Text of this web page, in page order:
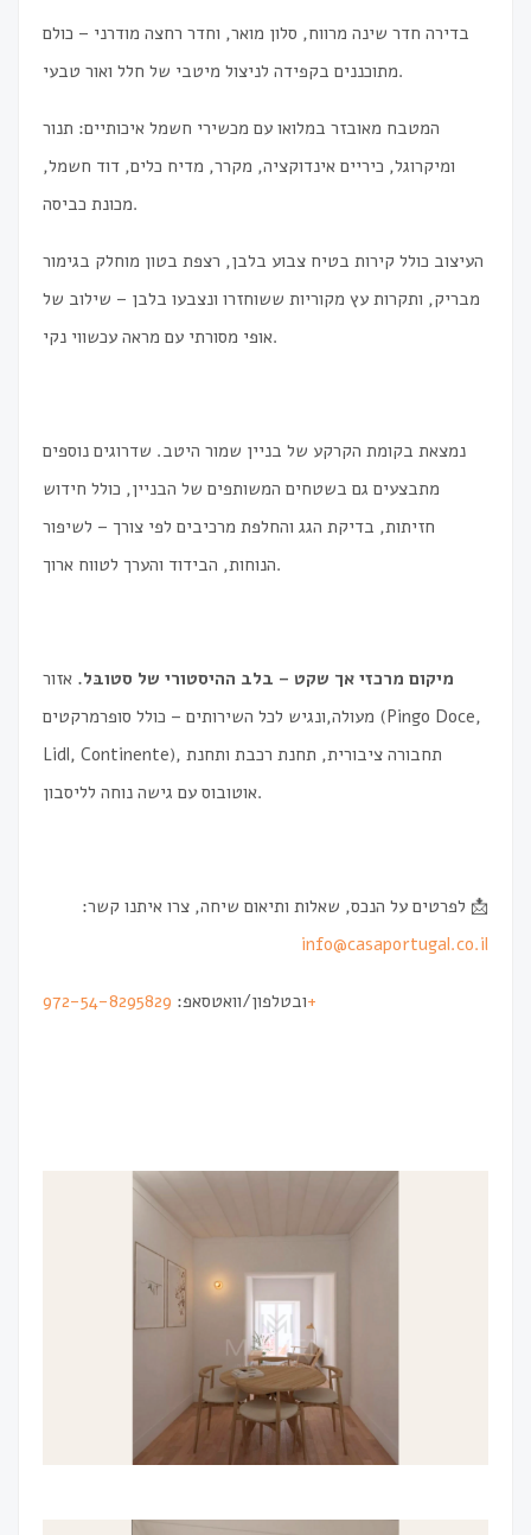
בדירה חדר שינה מרווח, סלון מואר, וחדר רחצה מודרני – כולם
מתוכננים בקפידה לניצול מיטבי של חלל ואור טבעי.
המטבח מאובזר במלואו עם מכשירי חשמל איכותיים: תנור
ומיקרוגל, כיריים אינדוקציה, מקרר, מדיח כלים, דוד חשמל,
מכונת כביסה.
העיצוב כולל קירות בטיח צבוע בלבן, רצפת בטון מוחלק בגימור
מבריק, ותקרות עץ מקוריות ששוחזרו ונצבעו בלבן – שילוב של
אופי מסורתי עם מראה עכשווי נקי.
נמצאת בקומת הקרקע של בניין שמור היטב. שדרוגים נוספים
מתבצעים גם בשטחים המשותפים של הבניין, כולל חידוש
חזיתות, בדיקת הגג והחלפת מרכיבים לפי צורך – לשיפור
הנוחות, הבידוד והערך לטווח ארוך.
מיקום מרכזי אך שקט – בלב ההיסטורי של סטובּל. אזור
מעולה,ונגיש לכל השירותים – כולל סופרמרקטים (Pingo Doce,
Lidl, Continente), תחבורה ציבורית, תחנת רכבת ותחנת
אוטובוס עם גישה נוחה לליסבון.
📩 לפרטים על הנכס, שאלות ותיאום שיחה, צרו איתנו קשר:
info@casaportugal.co.il
ובטלפון/וואטסאפ:972-54-8295829+